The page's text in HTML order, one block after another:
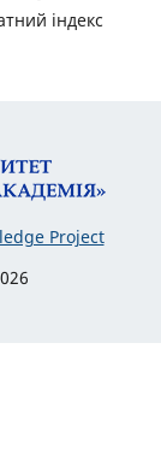
індекс
Project